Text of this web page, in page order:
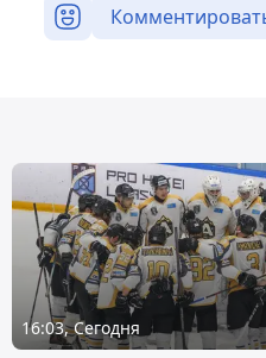
16:03, Сегодня